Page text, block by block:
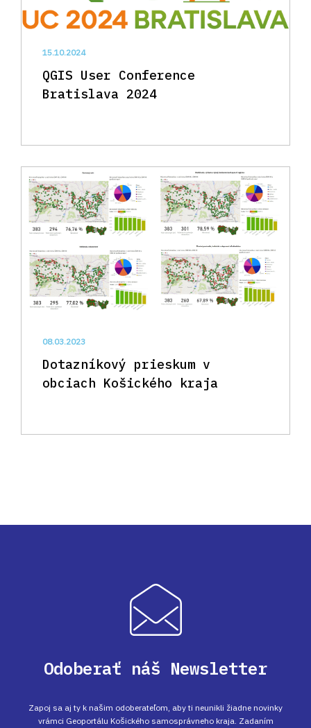
15.10.2024
QGIS User Conference
Bratislava 2024
08.03.2023
Dotazníkový prieskum v
obciach Košického kraja
Odoberať náš Newsletter
Zapoj sa aj ty k našim odoberateľom, aby ti neunikli žiadne novinky
vrámci Geoportálu Košického samosprávneho kraja. Zadaním